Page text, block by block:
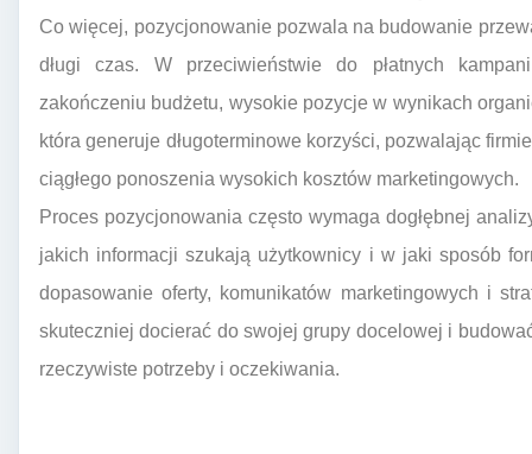
Co więcej, pozycjonowanie pozwala na budowanie
długi czas. W przeciwieństwie do płatnych
zakończeniu budżetu, wysokie pozycje w wynikach
która generuje długoterminowe korzyści, pozwalając
ciągłego ponoszenia wysokich kosztów marketingowych.
Proces pozycjonowania często wymaga dogłębnej
jakich informacji szukają użytkownicy i w jaki sposób
dopasowanie oferty, komunikatów marketingowych i
skuteczniej docierać do swojej grupy docelowej i
rzeczywiste potrzeby i oczekiwania.